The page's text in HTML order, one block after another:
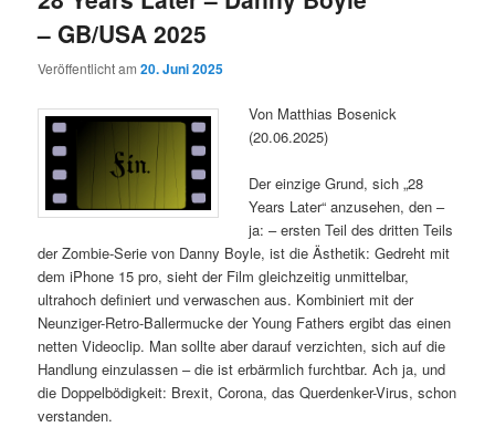
– GB/USA 2025
Veröffentlicht am20. Juni 2025
Von Matthias Bosenick
(20.06.2025)
Der einzige Grund, sich „28
Years Later“ anzusehen, den –
ja: – ersten Teil des dritten Teils
der Zombie-Serie von Danny Boyle, ist die Ästhetik: Gedreht mit
dem iPhone 15 pro, sieht der Film gleichzeitig unmittelbar,
ultrahoch definiert und verwaschen aus. Kombiniert mit der
Neunziger-Retro-Ballermucke der Young Fathers ergibt das einen
netten Videoclip. Man sollte aber darauf verzichten, sich auf die
Handlung einzulassen – die ist erbärmlich furchtbar. Ach ja, und
die Doppelbödigkeit: Brexit, Corona, das Querdenker-Virus, schon
verstanden.